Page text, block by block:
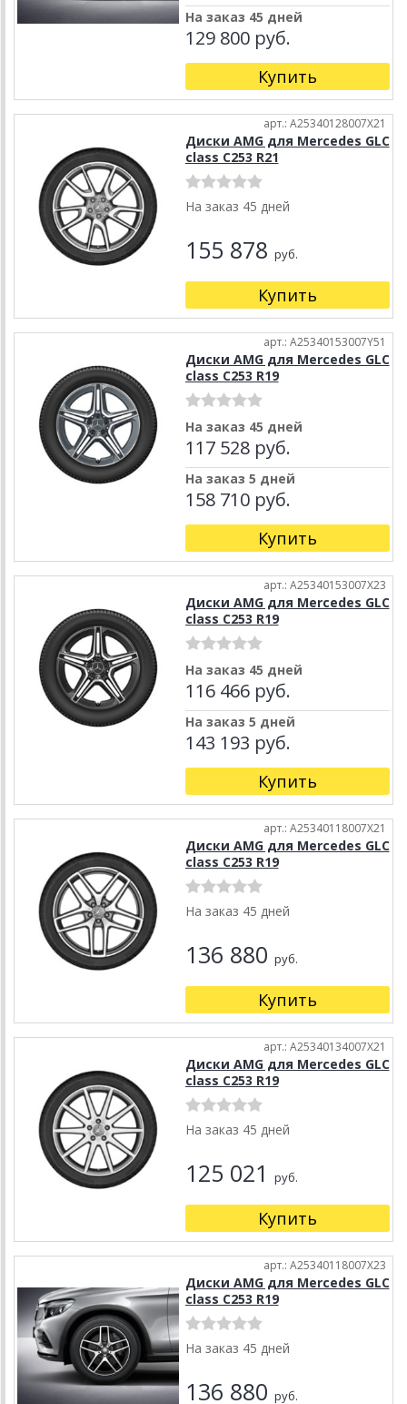
На заказ 45 дней
129 800 руб.
Купить
арт.: A25340128007X21
Диски AMG для Mercedes GLC
class C253 R21
На заказ 45 дней
155 878 руб.
Купить
арт.: A25340153007Y51
Диски AMG для Mercedes GLC
class C253 R19
На заказ 45 дней
117 528 руб.
На заказ 5 дней
158 710 руб.
Купить
арт.: A25340153007X23
Диски AMG для Mercedes GLC
class C253 R19
На заказ 45 дней
116 466 руб.
На заказ 5 дней
143 193 руб.
Купить
арт.: A25340118007X21
Диски AMG для Mercedes GLC
class C253 R19
На заказ 45 дней
136 880 руб.
Купить
арт.: A25340134007X21
Диски AMG для Mercedes GLC
class C253 R19
На заказ 45 дней
125 021 руб.
Купить
арт.: A25340118007X23
Диски AMG для Mercedes GLC
class C253 R19
На заказ 45 дней
136 880 руб.